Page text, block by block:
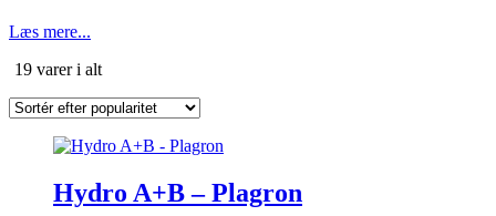
Læs mere...
19 varer i altSorteret
popularitet
Hydro A+B – Plagron
Dette
har
flere